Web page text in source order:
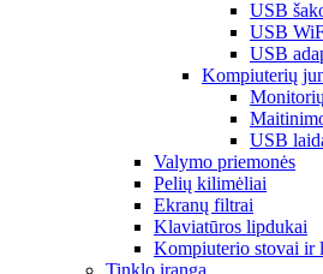
USB
USB
USB
Kompiuterių
USB
Valymo priemonės
Pelių kilimėliai
Ekranų filtrai
Klaviatūros lipdukai
Kompiuterio stovai ir
Tinklo įranga